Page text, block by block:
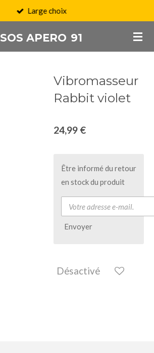
SOS APERO 91
Large choix
Vibromasseur
Rabbit violet
24,99 €
Être informé du retour
en stock du produit
Envoyer
Désactivé